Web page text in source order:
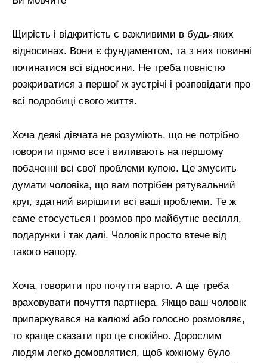
Щирість і відкритість є важливими в будь-яких
відносинах. Вони є фундаментом, та з них повинні
починатися всі відносини. Не треба повністю
розкриватися з першої ж зустрічі і розповідати про
всі подробиці свого життя.
Хоча деякі дівчата не розуміють, що не потрібно
говорити прямо все і виливають на першому
побаченні всі свої проблеми купою. Це змусить
думати чоловіка, що вам потрібен рятувальний
круг, здатний вирішити всі ваші проблеми. Те ж
саме стосується і розмов про майбутнє весілля,
подарунки і так далі. Чоловік просто втече від
такого напору.
Хоча, говорити про почуття варто. А ще треба
враховувати почуття партнера. Якщо ваш чоловік
припаркувався на калюжі або голосно розмовляє,
то краще сказати про це спокійно. Дорослим
людям легко домовлятися, щоб кожному було